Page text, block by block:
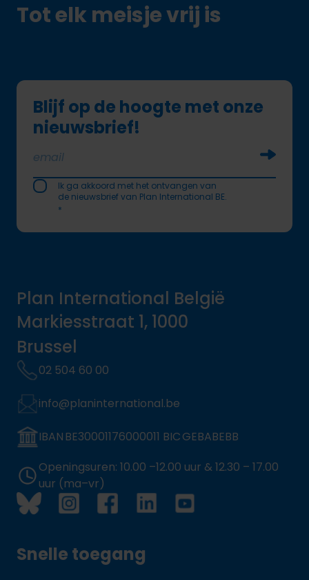
Tot elk meisje vrij is
Blijf op de hoogte met onze
nieuwsbrief!
Ik ga akkoord met het ontvangen van
de nieuwsbrief van Plan International BE.
*
Plan International België
Markiesstraat 1, 1000
Brussel
02 504 60 00
info@planinternational.be
IBAN BE30001176000011 BIC GEBABEBB
Openingsuren: 10.00 –12.00 uur & 12.30 – 17.00
uur (ma–vr)
Snelle toegang